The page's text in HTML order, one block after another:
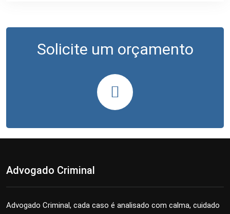
Solicite um orçamento
Advogado Criminal
Advogado Criminal, cada caso é analisado com calma, cuidado